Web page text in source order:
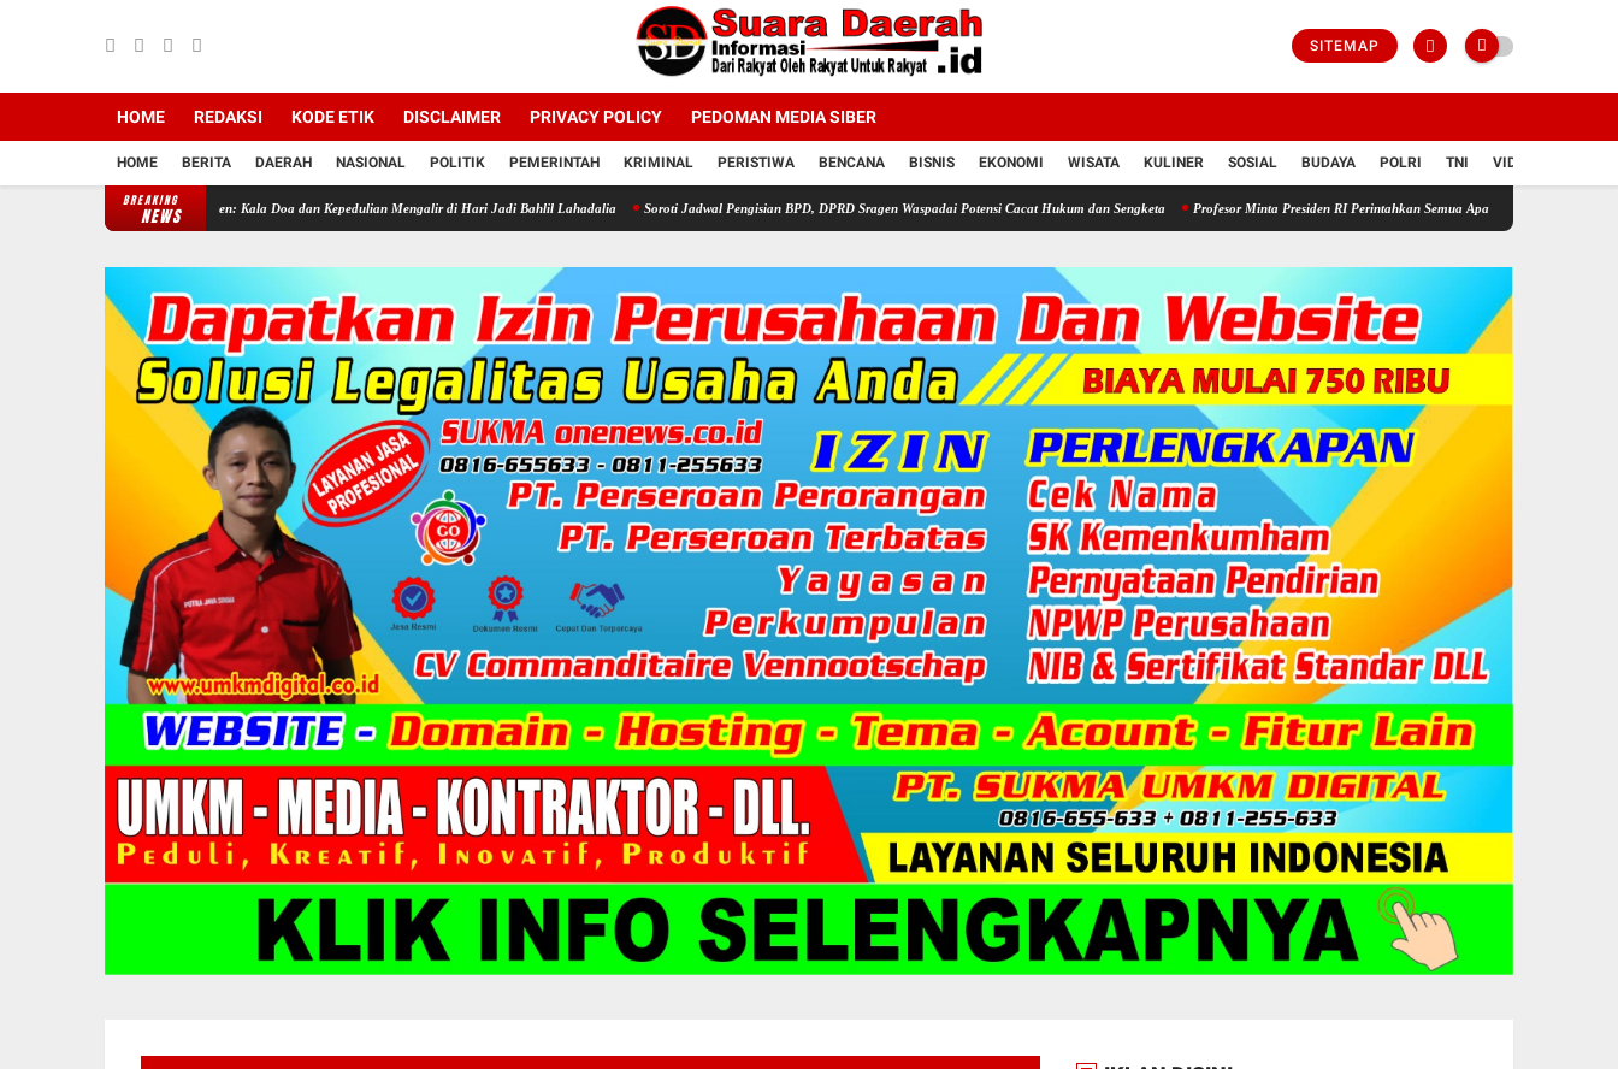
SITEMAP
HOME REDAKSI KODE ETIK DISCLAIMER PRIVACY POLICY PEDOMAN MEDIA SIBER
HOME BERITA DAERAH NASIONAL POLITIK PEMERINTAH KRIMINAL PERISTIWA BENCANA BISNIS EKONOMI WISATA KULINER SOSIAL BUDAYA POLRI TNI VIDIO
BREAKING
NEWS
Muhammadiyah Sragen: Kala Doa dan Kepedulian Mengalir di Hari Jadi Bahlil Lahadalia Soroti Jadwal Pengisian BPD, DPRD Sragen Waspadai Potensi Cacat Hukum dan Sengketa Profesor Minta Presiden RI Perintahkan Semua Aparatur Negara Di Seluruh Indonesia